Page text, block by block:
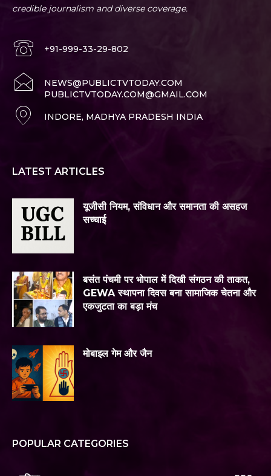
credible journalism and diverse coverage.
+91-999-33-29-802
NEWS@PUBLICTVTODAY.COM
PUBLICTVTODAY.COM@GMAIL.COM
INDORE, MADHYA PRADESH INDIA
LATEST ARTICLES
यूजीसी नियम, संविधान और समानता की असहज
सच्चाई
बसंत पंचमी पर भोपाल में दिखी संगठन की ताकत,
GEWA स्थापना दिवस बना सामाजिक चेतना और
एकजुटता का बड़ा मंच
मोबाइल गेम और जैन
POPULAR CATEGORIES